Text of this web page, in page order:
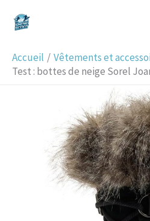
Accueil
Vêtements et
Test : bottes de neige Sorel
e
c
h